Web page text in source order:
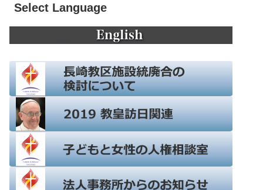
Select Language